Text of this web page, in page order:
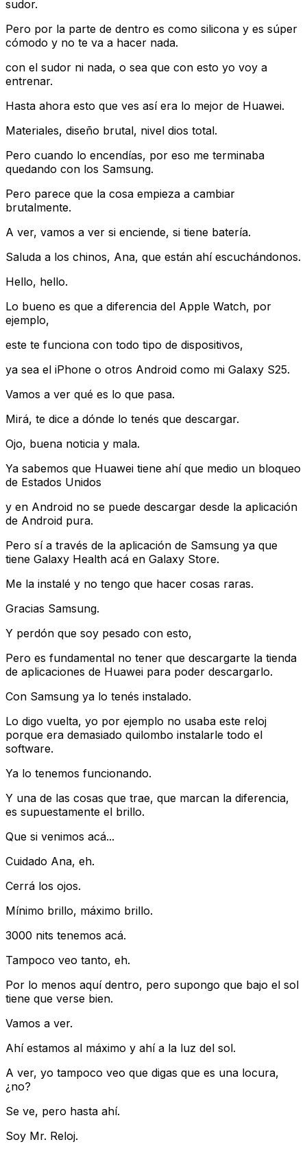
sudor.
Pero por la parte de dentro es como silicona y es súper
cómodo y no te va a hacer nada.
con el sudor ni nada, o sea que con esto yo voy a
entrenar.
Hasta ahora esto que ves así era lo mejor de Huawei.
Materiales, diseño brutal, nivel dios total.
Pero cuando lo encendías, por eso me terminaba
quedando con los Samsung.
Pero parece que la cosa empieza a cambiar
brutalmente.
A ver, vamos a ver si enciende, si tiene batería.
Saluda a los chinos, Ana, que están ahí escuchándonos.
Hello, hello.
Lo bueno es que a diferencia del Apple Watch, por
ejemplo,
este te funciona con todo tipo de dispositivos,
ya sea el iPhone o otros Android como mi Galaxy S25.
Vamos a ver qué es lo que pasa.
Mirá, te dice a dónde lo tenés que descargar.
Ojo, buena noticia y mala.
Ya sabemos que Huawei tiene ahí que medio un bloqueo
de Estados Unidos
y en Android no se puede descargar desde la aplicación
de Android pura.
Pero sí a través de la aplicación de Samsung ya que
tiene Galaxy Health acá en Galaxy Store.
Me la instalé y no tengo que hacer cosas raras.
Gracias Samsung.
Y perdón que soy pesado con esto,
Pero es fundamental no tener que descargarte la tienda
de aplicaciones de Huawei para poder descargarlo.
Con Samsung ya lo tenés instalado.
Lo digo vuelta, yo por ejemplo no usaba este reloj
porque era demasiado quilombo instalarle todo el
software.
Ya lo tenemos funcionando.
Y una de las cosas que trae, que marcan la diferencia,
es supuestamente el brillo.
Que si venimos acá...
Cuidado Ana, eh.
Cerrá los ojos.
Mínimo brillo, máximo brillo.
3000 nits tenemos acá.
Tampoco veo tanto, eh.
Por lo menos aquí dentro, pero supongo que bajo el sol
tiene que verse bien.
Vamos a ver.
Ahí estamos al máximo y ahí a la luz del sol.
A ver, yo tampoco veo que digas que es una locura,
¿no?
Se ve, pero hasta ahí.
Soy Mr. Reloj.